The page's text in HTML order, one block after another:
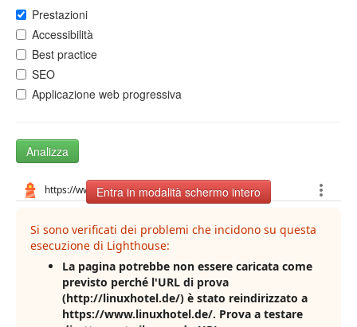
Prestazioni
Accessibilità
Best practice
SEO
Applicazione web progressiva
Analizza
Entra in modalità schermo intero